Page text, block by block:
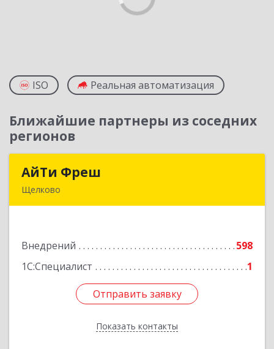
ISO Реальная автоматизация
Ближайшие партнеры из соседних
регионов
АйТи Фреш
Щелково
Внедрений
598
1С:Специалист
1
Отправить заявку
Показать контакты
Подробнее
Отправить заявку
Назад